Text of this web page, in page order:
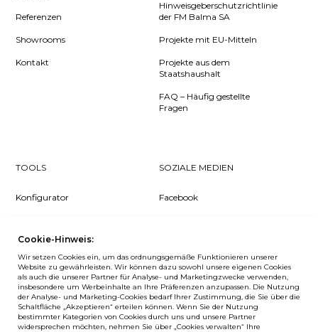
Referenzen
Showrooms
Kontakt
Hinweisgeberschutzrichtlinie
der FM Balma SA
Projekte mit EU-Mitteln
Projekte aus dem
Staatshaushalt
FAQ – Häufig gestellte
Fragen
TOOLS
Konfigurator
Downloads
Log in
SOZIALE MEDIEN
Facebook
LinkedIn
NEWSLETTER
Cookie-Hinweis:
Wir setzen Cookies ein, um das ordnungsgemäße Funktionieren unserer
Website zu gewährleisten. Wir können dazu sowohl unsere eigenen Cookies
als auch die unserer Partner für Analyse- und Marketingzwecke verwenden,
insbesondere um Werbeinhalte an Ihre Präferenzen anzupassen. Die Nutzung
der Analyse- und Marketing-Cookies bedarf Ihrer Zustimmung, die Sie über die
Schaltfläche „Akzeptieren“ erteilen können. Wenn Sie der Nutzung
bestimmter Kategorien von Cookies durch uns und unsere Partner
widersprechen möchten, nehmen Sie über „Cookies verwalten“ Ihre